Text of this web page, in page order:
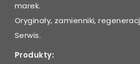
marek.
Oryginały, zamienniki,
Serwis.
Produkty: